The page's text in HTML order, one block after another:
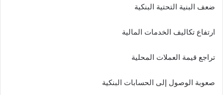
ضعف البنية التحتية البنكية
ارتفاع تكاليف الخدمات المالية
تراجع قيمة العملات المحلية
صعوبة الوصول إلى الحسابات البنكية